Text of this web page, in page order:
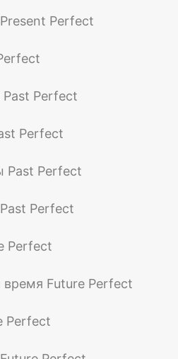
Perfect
Past Perfect
Perfect
Past Perfect
Perfect
Perfect
время Future Perfect
Perfect